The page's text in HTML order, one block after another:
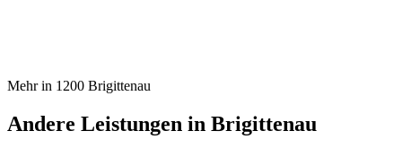
Mehr in 1200 Brigittenau
Andere Leistungen in Brigittenau